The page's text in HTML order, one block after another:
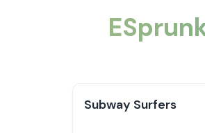
Subway Surfers